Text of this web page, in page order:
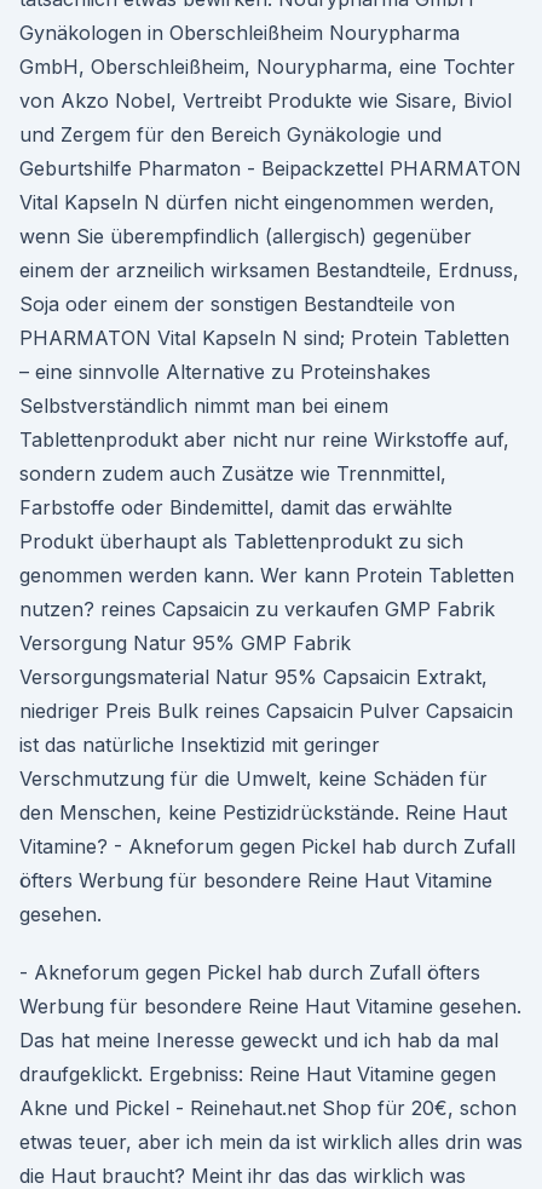
Gynäkologen in Oberschleißheim Nourypharma
GmbH, Oberschleißheim, Nourypharma, eine Tochter
von Akzo Nobel, Vertreibt Produkte wie Sisare, Biviol
und Zergem für den Bereich Gynäkologie und
Geburtshilfe Pharmaton - Beipackzettel PHARMATON
Vital Kapseln N dürfen nicht eingenommen werden,
wenn Sie überempfindlich (allergisch) gegenüber
einem der arzneilich wirksamen Bestandteile, Erdnuss,
Soja oder einem der sonstigen Bestandteile von
PHARMATON Vital Kapseln N sind; Protein Tabletten
– eine sinnvolle Alternative zu Proteinshakes
Selbstverständlich nimmt man bei einem
Tablettenprodukt aber nicht nur reine Wirkstoffe auf,
sondern zudem auch Zusätze wie Trennmittel,
Farbstoffe oder Bindemittel, damit das erwählte
Produkt überhaupt als Tablettenprodukt zu sich
genommen werden kann. Wer kann Protein Tabletten
nutzen? reines Capsaicin zu verkaufen GMP Fabrik
Versorgung Natur 95% GMP Fabrik
Versorgungsmaterial Natur 95% Capsaicin Extrakt,
niedriger Preis Bulk reines Capsaicin Pulver Capsaicin
ist das natürliche Insektizid mit geringer
Verschmutzung für die Umwelt, keine Schäden für
den Menschen, keine Pestizidrückstände. Reine Haut
Vitamine? - Akneforum gegen Pickel hab durch Zufall
öfters Werbung für besondere Reine Haut Vitamine
gesehen.
- Akneforum gegen Pickel hab durch Zufall öfters
Werbung für besondere Reine Haut Vitamine gesehen.
Das hat meine Ineresse geweckt und ich hab da mal
draufgeklickt. Ergebniss: Reine Haut Vitamine gegen
Akne und Pickel - Reinehaut.net Shop für 20€, schon
etwas teuer, aber ich mein da ist wirklich alles drin was
die Haut braucht? Meint ihr das das wirklich was